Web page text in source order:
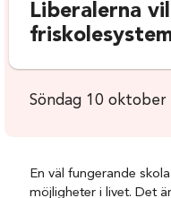
Liberalerna
Söndag 10 oktober
En väl fungerande
möjligheter i livet. Det